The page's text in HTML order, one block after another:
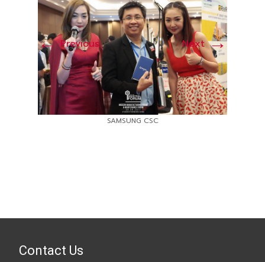
←Previous Next→
SAMSUNG CSC
Contact Us